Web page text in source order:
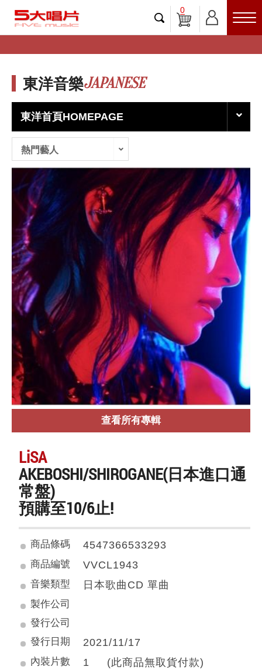
0
東洋音樂JAPANESE
東洋首頁HOMEPAGE
熱門藝人
查看所有專輯
LiSA
AKEBOSHI/SHIROGANE(日本進口通
常盤)
預購至10/6止!
商品條碼 4547366533293
商品編號 VVCL1943
音樂類型 日本歌曲CD 單曲
製作公司
發行公司
發行日期
2021/11/17
內裝片數 1 (此商品無取貨付款)